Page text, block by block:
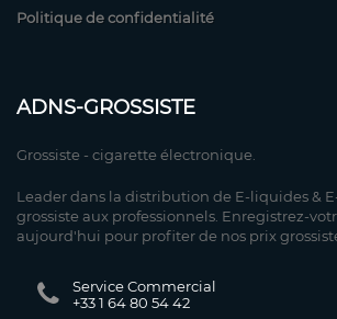
Politique de confidentialité
ADNS-GROSSISTE
Grossiste - cigarette électronique.
Leader dans la distribution de E-liquides &
grossiste aux professionnels. Enregistrez-
aujourd'hui pour profiter de nos prix
Service Commercial
+33 1 64 80 54 42